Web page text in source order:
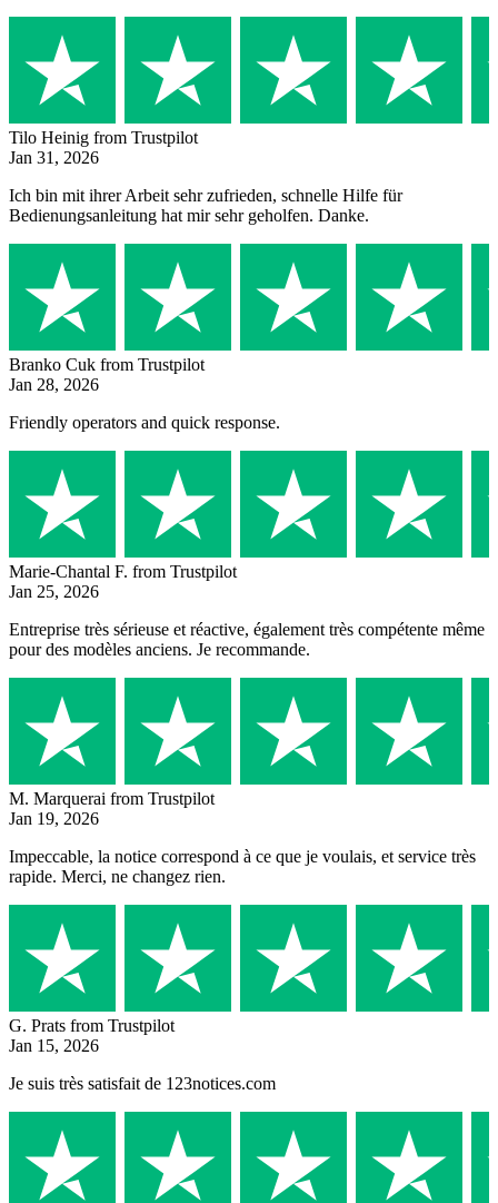
Tilo Heinig from Trustpilot
Jan 31, 2026
Ich bin mit ihrer Arbeit sehr zufrieden, schnelle Hilfe für
Bedienungsanleitung hat mir sehr geholfen. Danke.
Branko Cuk from Trustpilot
Jan 28, 2026
Friendly operators and quick response.
Marie-Chantal F. from Trustpilot
Jan 25, 2026
Entreprise très sérieuse et réactive, également très compétente même
pour des modèles anciens. Je recommande.
M. Marquerai from Trustpilot
Jan 19, 2026
Impeccable, la notice correspond à ce que je voulais, et service très
rapide. Merci, ne changez rien.
G. Prats from Trustpilot
Jan 15, 2026
Je suis très satisfait de 123notices.com